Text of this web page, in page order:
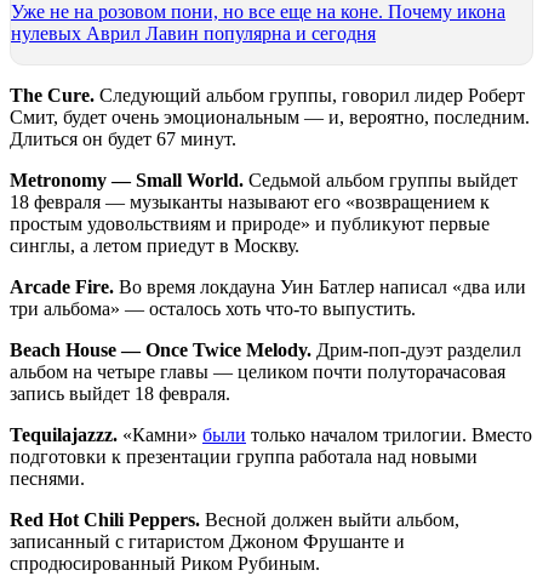
Уже не на розовом пони, но все еще на коне. Почему икона
нулевых Аврил Лавин популярна и сегодня
The Cure. Следующий альбом группы, говорил лидер Роберт
Смит, будет очень эмоциональным — и, вероятно, последним.
Длиться он будет 67 минут.
Metronomy — Small World. Седьмой альбом группы выйдет
18 февраля — музыканты называют его «возвращением к
простым удовольствиям и природе» и публикуют первые
синглы, а летом приедут в Москву.
Arcade Fire. Во время локдауна Уин Батлер написал «два или
три альбома» — осталось хоть что-то выпустить.
Beach House — Once Twice Melody. Дрим-поп-дуэт разделил
альбом на четыре главы — целиком почти полуторачасовая
запись выйдет 18 февраля.
Tequilajazzz. «Камни» были только началом трилогии. Вместо
подготовки к презентации группа работала над новыми
песнями.
Red Hot Chili Peppers. Весной должен выйти альбом,
записанный с гитаристом Джоном Фрушанте и
спродюсированный Риком Рубиным.